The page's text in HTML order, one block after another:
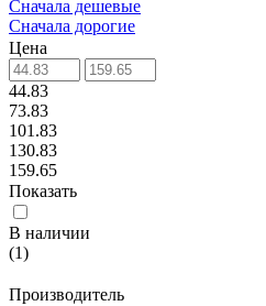
Сначала дешевые
Сначала дорогие
Цена
44.83
73.83
101.83
130.83
159.65
Показать
В наличии
(1)
Производитель